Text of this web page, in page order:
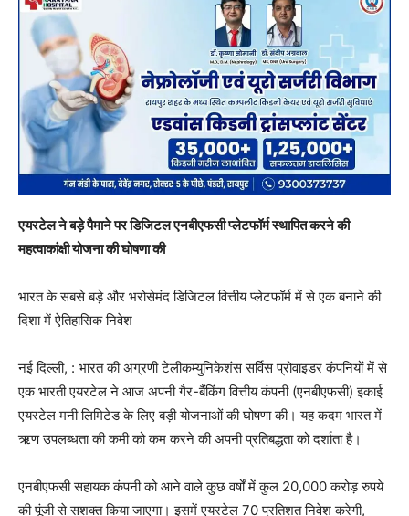
एयरटेल ने बड़े पैमाने पर डिजिटल एनबीएफसी प्लेटफॉर्म स्थापित करने की
महत्वाकांक्षी योजना की घोषणा की
भारत के सबसे बड़े और भरोसेमंद डिजिटल वित्तीय प्लेटफॉर्म में से एक बनाने की
दिशा में ऐतिहासिक निवेश
नई दिल्ली, : भारत की अग्रणी टेलीकम्युनिकेशंस सर्विस प्रोवाइडर कंपनियों में से
एक भारती एयरटेल ने आज अपनी गैर-बैंकिंग वित्तीय कंपनी (एनबीएफसी) इकाई
एयरटेल मनी लिमिटेड के लिए बड़ी योजनाओं की घोषणा की। यह कदम भारत में
ऋण उपलब्धता की कमी को कम करने की अपनी प्रतिबद्धता को दर्शाता है।
एनबीएफसी सहायक कंपनी को आने वाले कुछ वर्षों में कुल 20,000 करोड़ रुपये
की पूंजी से सशक्त किया जाएगा। इसमें एयरटेल 70 प्रतिशत निवेश करेगी,